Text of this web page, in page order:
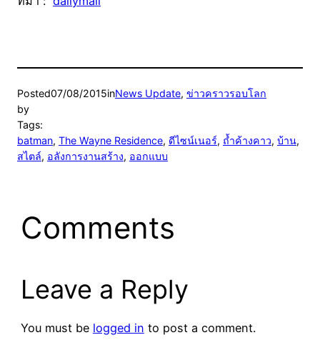
Posted07/08/2015inNews Update, ข่าวคราวรอบโลก
by
Tags:
batman, The Wayne Residence, ดีไซน์เนอร์, ถ้ำค้างคาว, บ้าน
สไตล์, อลังการงานสร้าง, ออกแบบ
Comments
Leave a Reply
You must be logged in to post a comment.